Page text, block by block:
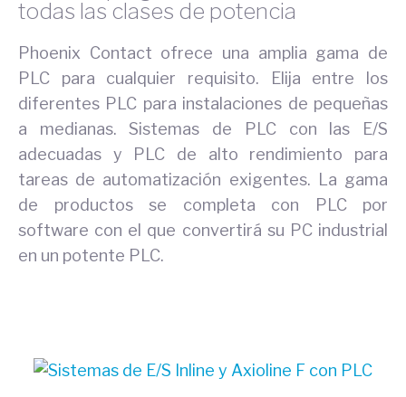
todas las clases de potencia
Phoenix Contact ofrece una amplia gama de
PLC para cualquier requisito. Elija entre los
diferentes PLC para instalaciones de pequeñas
a medianas. Sistemas de PLC con las E/S
adecuadas y PLC de alto rendimiento para
tareas de automatización exigentes. La gama
de productos se completa con PLC por
software con el que convertirá su PC industrial
en un potente PLC.